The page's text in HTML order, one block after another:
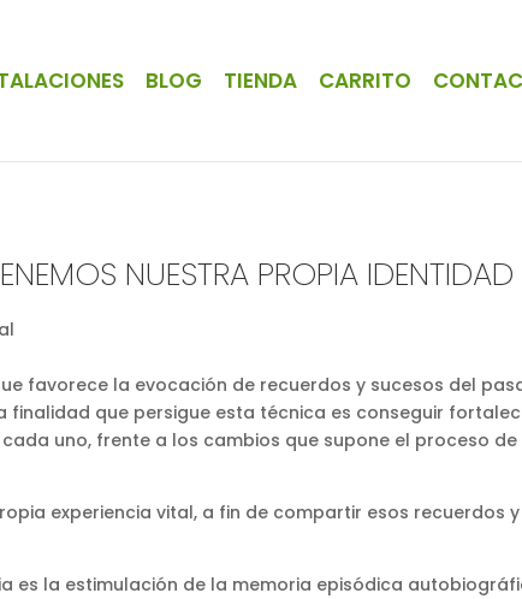
BLOG TIENDA CARRITO
NUESTRA PROPIA IDENTIDAD
favorece la evocación de recuerdos y sucesos del
finalidad que persigue esta técnica es conseguir
uno, frente a los cambios que supone el proceso de
experiencia vital, a fin de compartir esos recuerdos y
es la estimulación de la memoria episódica